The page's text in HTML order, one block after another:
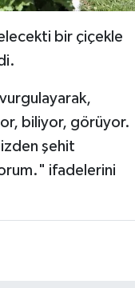
bir çiçekle
biliyor, görüyor.
şehit
ifadelerini